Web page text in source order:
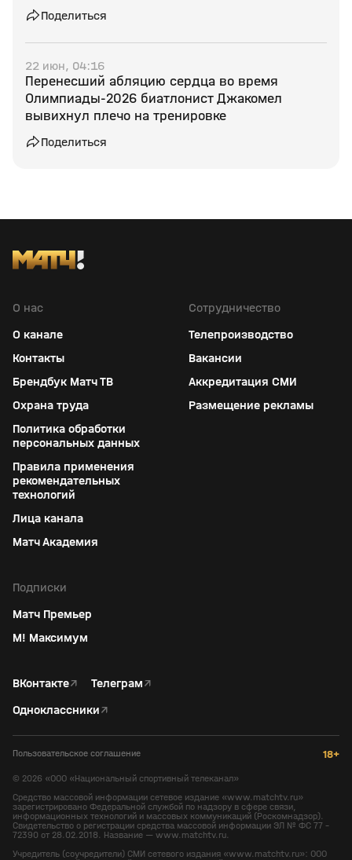
Поделиться
22 июн, 04:16
Перенесший абляцию сердца во время
Олимпиады‑2026 биатлонист Джакомел
вывихнул плечо на тренировке
Поделиться
О нас
О канале
Контакты
Брендбук Матч ТВ
Охрана труда
Политика обработки
персональных данных
Правила применения
рекомендательных
технологий
Лица канала
Матч Академия
Сотрудничество
Телепроизводство
Вакансии
Аккредитация СМИ
Размещение рекламы
Подписки
Матч Премьер
М! Максимум
ВКонтакте↗ Телеграм↗
Одноклассники↗
Пользовательское соглашение 18+
© 2026 «ООО «Национальный спортивный телеканал»
Средство массовой информации сетевое издание «www.matchtv.ru»
зарегистрировано Федеральной службой по надзору в сфере связи,
информационных технологий и массовых коммуникаций (Роскомнадзор).
Свидетельство о регистрации средства массовой информации ЭЛ № ФС 77 -
72390 от 28.02.2018. Название — www.matchtv.ru.
Учредитель (соучредители) СМИ сетевого издания «www.matchtv.ru»: ООО